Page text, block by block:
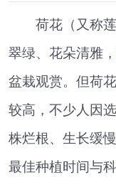
荷花（又称莲
翠绿、花朵清雅
盆栽观赏。但荷
较高，不少人因
株烂根、生长缓
最佳种植时间与